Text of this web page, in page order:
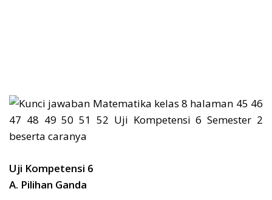
Uji Kompetensi 6
A. Pilihan Ganda